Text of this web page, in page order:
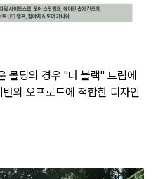
몰딩의 경우 "더 블랙" 트림에
의 오프로드에 적합한 디자인